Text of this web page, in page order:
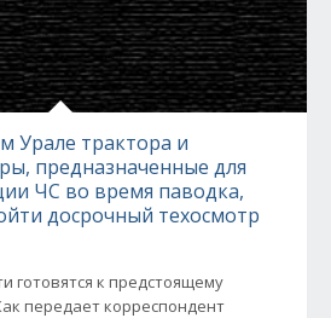
Урале трактора и
предназначенные для
ЧС во время паводка,
досрочный техосмотр
готовятся к предстоящему
передает корреспондент